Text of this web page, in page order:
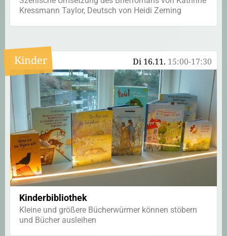
Kressmann Taylor, Deutsch von Heidi Zerning
Di 16.11. 15:00-17:30
Kinder
Kinderbibliothek
Kleine und größere Bücherwürmer können stöbern
und Bücher ausleihen